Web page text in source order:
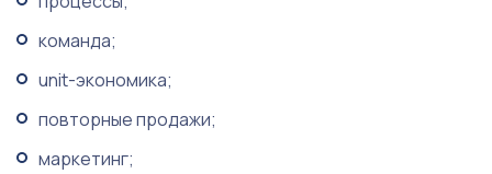
команда;
unit-экономика;
повторные продажи;
маркетинг;